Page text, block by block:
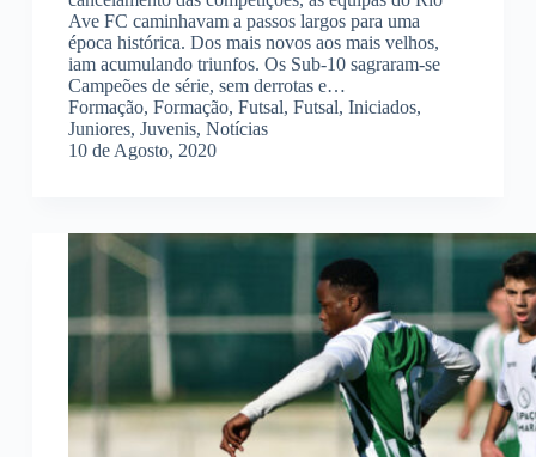
Ave FC caminhavam a passos largos para uma
época histórica. Dos mais novos aos mais velhos,
iam acumulando triunfos. Os Sub-10 sagraram-se
Campeões de série, sem derrotas e…
Formação, Formação, Futsal, Futsal, Iniciados,
Juniores, Juvenis, Notícias
10 de Agosto, 2020